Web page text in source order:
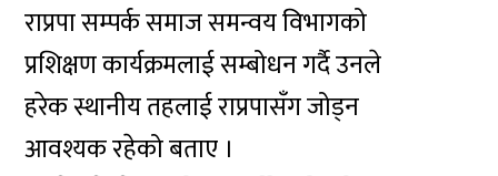
राप्रपा सम्पर्क समाज समन्वय विभागको
प्रशिक्षण कार्यक्रमलाई सम्बोधन गर्दै उनले
हरेक स्थानीय तहलाई राप्रपासँग जोड्न
आवश्यक रहेको बताए ।